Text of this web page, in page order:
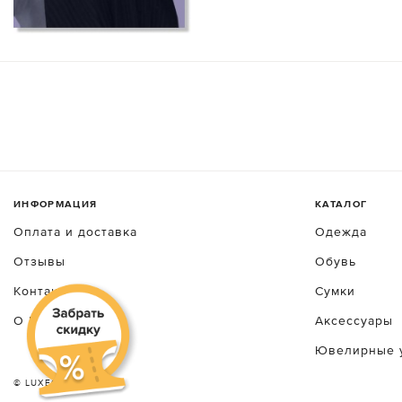
ИНФОРМАЦИЯ
Оплата и доставка
Отзывы
Контакты
О luxecrime
КАТАЛОГ
Одежда
Обувь
Сумки
Аксессуары
Ювелирные
© LUXEСRIME 2026